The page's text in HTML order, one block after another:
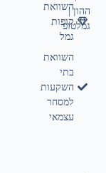
השוואת
קופות
גמל
השוואת
בתי
השקעות
למסחר
עצמאי
ההון |
גמלטופ